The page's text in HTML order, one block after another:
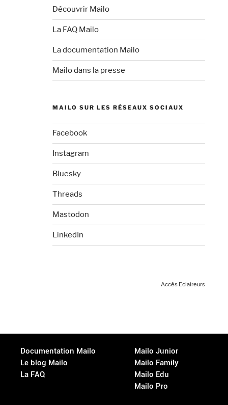
Découvrir Mailo
La FAQ Mailo
La documentation Mailo
Mailo dans la presse
MAILO SUR LES RÉSEAUX SOCIAUX
Facebook
Instagram
Bluesky
Threads
Mastodon
LinkedIn
Accès Eclaireurs
Documentation Mailo
Le blog Mailo
La FAQ
Mailo Junior
Mailo Family
Mailo Edu
Mailo Pro